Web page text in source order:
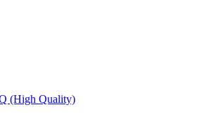
(High Quality)